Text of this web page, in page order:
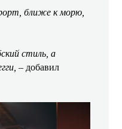
ближе к морю,
стиль, а
– добавил